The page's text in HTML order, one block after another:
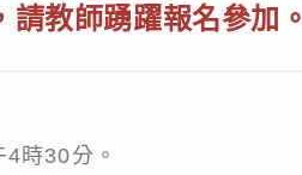
教師踴躍報名參加。
時30分。